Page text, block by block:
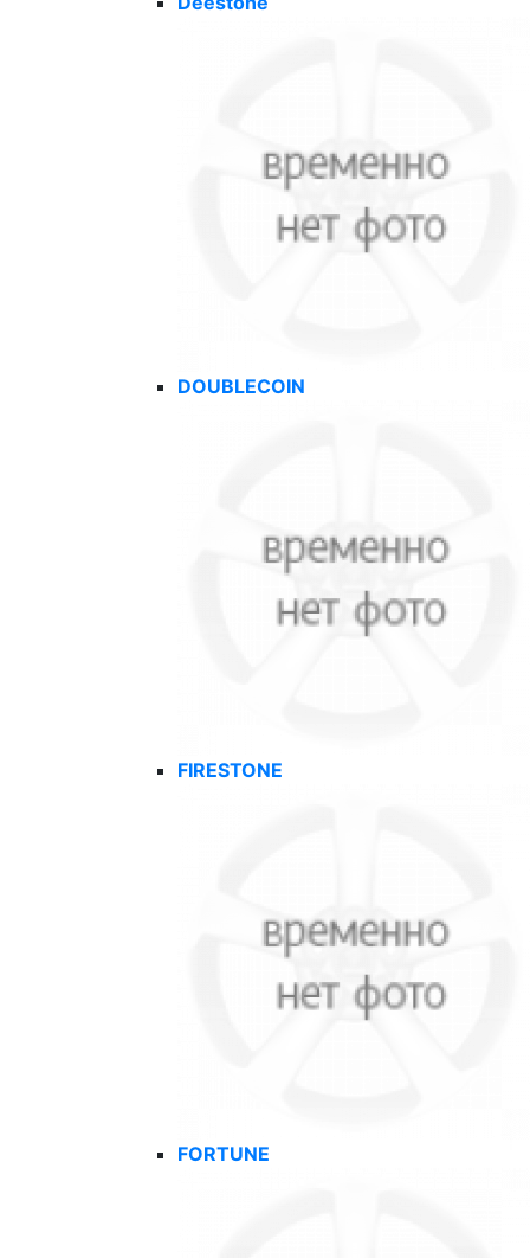
DOUBLECOIN
FIRESTONE
FORTUNE